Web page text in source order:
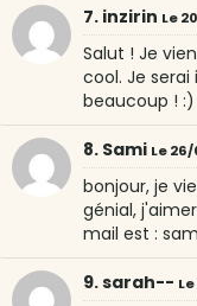
7. inzirin Le
Salut ! Je
cool. Je
beaucoup ! :)
8. Sami Le
bonjour, je
génial,
mail est :
9. sarah--